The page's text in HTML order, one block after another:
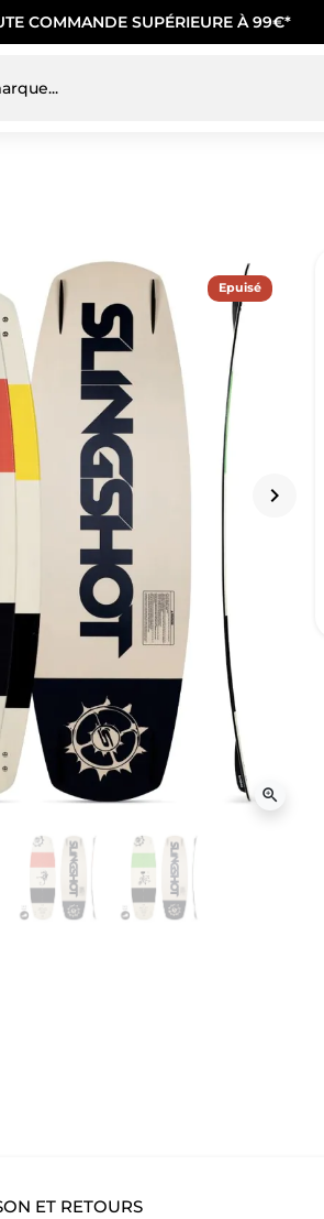
COMMANDE SUPÉRIEURE À 99€*
Epuisé
Suivant
keyboard_arrow_right
zoom_in
ET RETOURS